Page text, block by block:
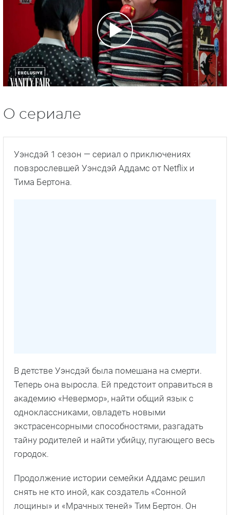
О сериале
Уэнсдэй 1 сезон — сериал о приключениях
повзрослевшей Уэнсдэй Аддамс от Netflix и
Тима Бертона.
В детстве Уэнсдэй была помешана на смерти.
Теперь она выросла. Ей предстоит оправиться в
академию «Невермор», найти общий язык с
одноклассниками, овладеть новыми
экстрасенсорными способностями, разгадать
тайну родителей и найти убийцу, пугающего весь
городок.
Продолжение истории семейки Аддамс решил
снять не кто иной, как создатель «Сонной
лощины» и «Мрачных теней» Тим Бертон. Он